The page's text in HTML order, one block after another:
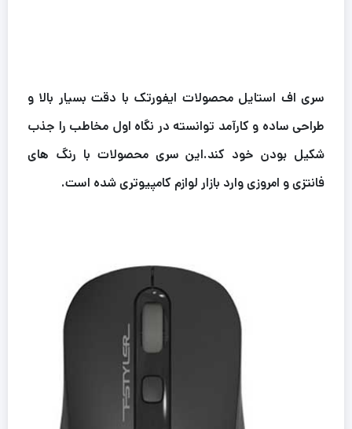
سری اف استایل محصولات ایفورتک با دقت بسیار بالا و
طراحی ساده و کارآمد توانسته در نگاه اول مخاطب را جذب
شکیل بودن خود کند.این سری محصولات با رنگ های
فانتزی و امروزی وارد بازار لوازم کامپیوتری شده است.